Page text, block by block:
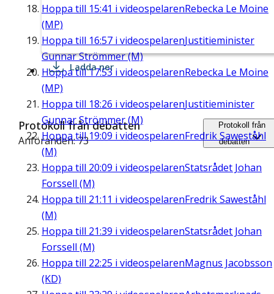
Hoppa till 15:41 i videospelarenRebecka Le Moine
(MP)
Hoppa till 16:57 i videospelarenJustitieminister
Gunnar Strömmer (M)
Hoppa till17:53 i videospelarenRebecka Le Moine
(MP)
Hoppa till 18:26 i videospelarenJustitieminister
Gunnar Strömmer (M)
Hoppa till19:09 i videospelarenFredrik Saweståhl
(M)
Hoppa till 20:09 i videospelarenStatsrådet Johan
Forssell (M)
Hoppa till 21:11 i videospelarenFredrik Saweståhl
(M)
Hoppa till 21:39 i videospelarenStatsrådet Johan
Forssell (M)
Hoppa till 22:25 i videospelarenMagnus Jacobsson
(KD)
Ladda ner
Protokoll från debatten
Anföranden: 73
Protokoll från
debatten